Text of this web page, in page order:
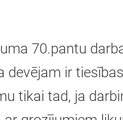
70.pantu
devējam ir
tikai tad, ja